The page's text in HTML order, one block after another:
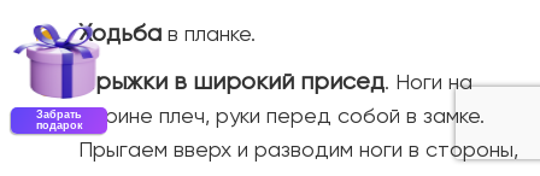
Ходьба в планке.
Прыжки в широкий присед. Ноги на
ширине плеч, руки перед собой в замке.
Прыгаем вверх и разводим ноги в стороны,
Забрать
подарок